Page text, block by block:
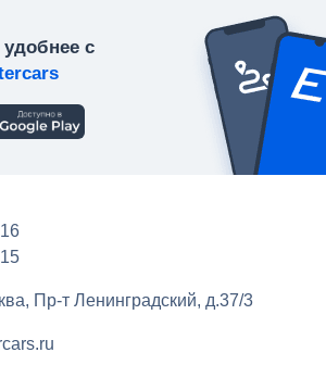
удобнее с
Пр-т Ленинградский, д.37/3